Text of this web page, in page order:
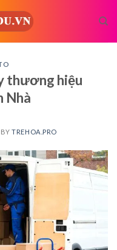
thương hiệu
Nhà
BYTREHOA.PRO